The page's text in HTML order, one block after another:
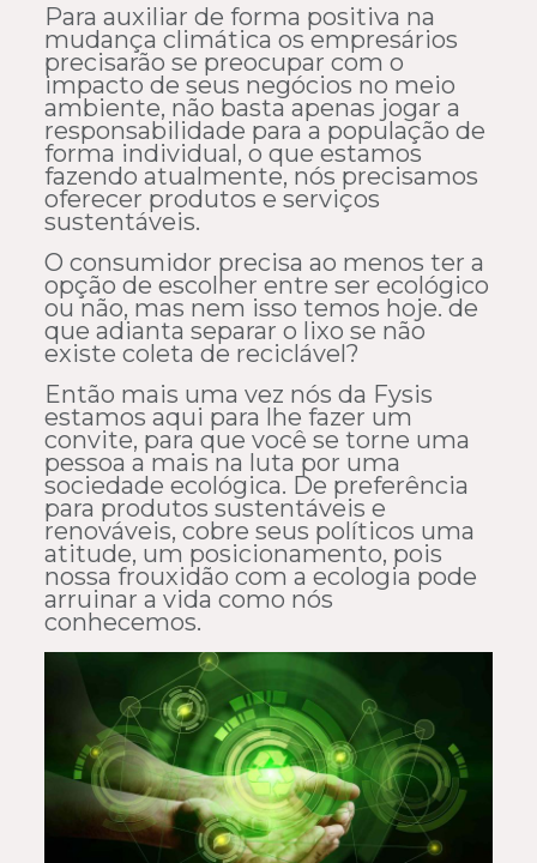
Para auxiliar de forma positiva na
mudança climática os empresários
precisarão se preocupar com o
impacto de seus negócios no meio
ambiente, não basta apenas jogar a
responsabilidade para a população de
forma individual, o que estamos
fazendo atualmente, nós precisamos
oferecer produtos e serviços
sustentáveis.
O consumidor precisa ao menos ter a
opção de escolher entre ser ecológico
ou não, mas nem isso temos hoje. de
que adianta separar o lixo se não
existe coleta de reciclável?
Então mais uma vez nós da Fysis
estamos aqui para lhe fazer um
convite, para que você se torne uma
pessoa a mais na luta por uma
sociedade ecológica. De preferência
para produtos sustentáveis e
renováveis, cobre seus políticos uma
atitude, um posicionamento, pois
nossa frouxidão com a ecologia pode
arruinar a vida como nós
conhecemos.